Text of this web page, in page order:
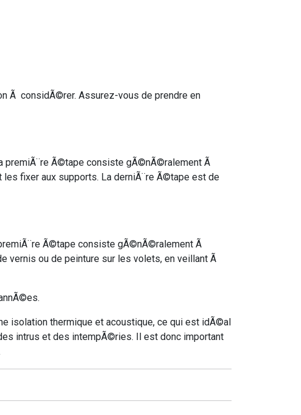
Ã considÃ©rer. Assurez-vous de prendre en
premiÃ¨re Ã©tape consiste gÃ©nÃ©ralement Ã
fixer aux supports. La derniÃ¨re Ã©tape est de
Ã©tape consiste gÃ©nÃ©ralement Ã
vernis ou de peinture sur les volets, en veillant Ã
isolation thermique et acoustique, ce qui est idÃ©al
intrus et des intempÃ©ries. Il est donc important